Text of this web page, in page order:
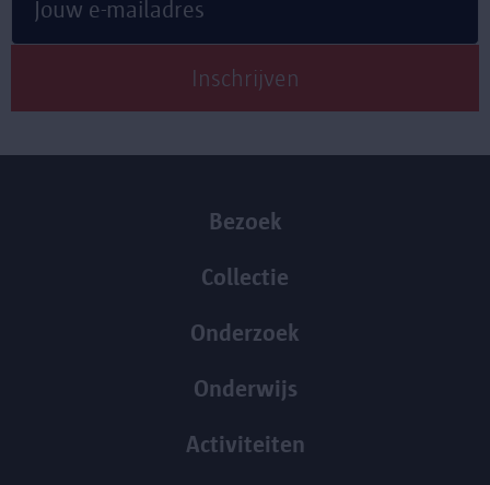
Bezoek
Collectie
Onderzoek
Onderwijs
Activiteiten